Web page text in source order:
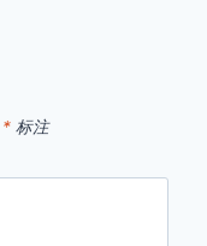
* 标注